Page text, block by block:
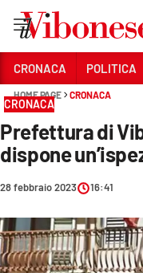
Sezioni
CRONACA
POLITICA
SANITÀ
AMBIENTE
SOCIETÀ
CRONACA POLITICA
HOME PAGE CRONACA
CRONACA
Prefettura di
dispone
28 febbraio 2023 16:41